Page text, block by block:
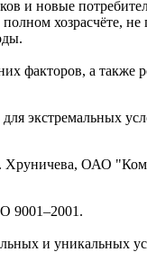
и новые
хозрасчёте,
факторов, а также
экстремальных
ОАО
9001–2001.
и уникальных